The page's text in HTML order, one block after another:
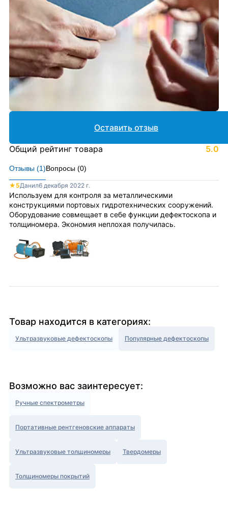
Отзывы (1)Вопросы (0)
★ 5Данил6 декабря 2022 г.
Используем для контроля за металлическими
конструкциями портовых гидротехнических сооружений.
Оборудование совмещает в себе функции дефектоскопа и
толщиномера. Экономия неплохая получилась.
Оставить отзыв
Общий рейтинг товара 5.0
Товар находится в категориях:
Ультразвуковые дефектоскопы Популярные дефектоскопы
Возможно вас заинтересует:
Ручные спектрометры
Портативные рентгеновские аппараты
Ультразвуковые толщиномеры Твердомеры
Толщиномеры покрытий